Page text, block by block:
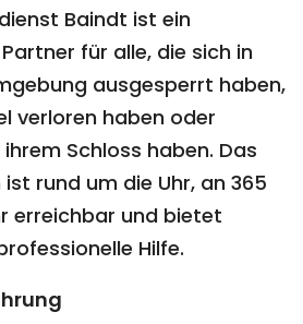
Baindt ist ein
für alle, die sich in
ausgesperrt haben,
verloren haben oder
Schloss haben. Das
rund um die Uhr, an 365
erreichbar und bietet
Hilfe.